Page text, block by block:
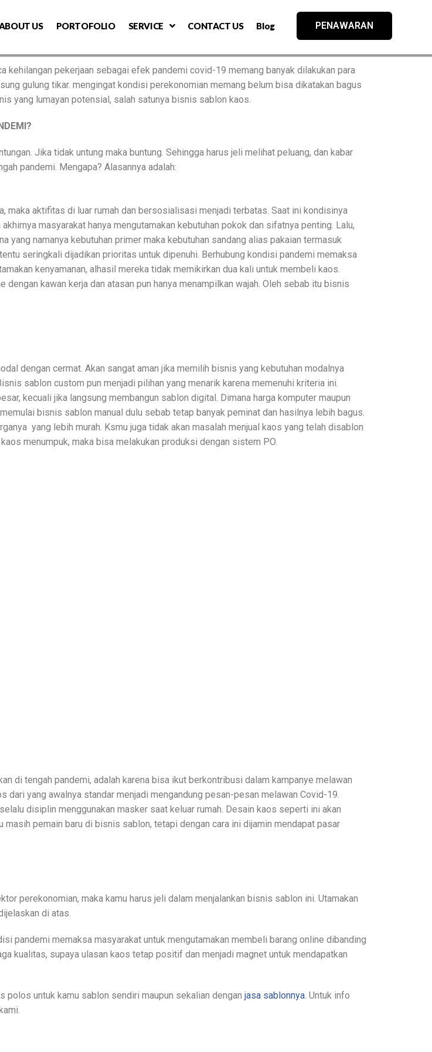
US PORTOFOLIO SERVICE CONTACT US Blog PENAWARAN
kehilangan pekerjaan sebagai efek pandemi covid-19 memang banyak dilakukan para
gulung tikar. mengingat kondisi perekonomian memang belum bisa dikatakan bagus
yang lumayan potensial, salah satunya bisnis sablon kaos.
Jika tidak untung maka buntung. Sehingga harus jeli melihat peluang, dan kabar
pandemi. Mengapa? Alasannya adalah:
maka aktifitas di luar rumah dan bersosialisasi menjadi terbatas. Saat ini kondisinya
masyarakat hanya mengutamakan kebutuhan pokok dan sifatnya penting. Lalu,
yang namanya kebutuhan primer maka kebutuhan sandang alias pakaian termasuk
seringkali dijadikan prioritas untuk dipenuhi. Berhubung kondisi pandemi memaksa
kenyamanan, alhasil mereka tidak memikirkan dua kali untuk membeli kaos.
kawan kerja dan atasan pun hanya menampilkan wajah. Oleh sebab itu bisnis
dengan cermat. Akan sangat aman jika memilih bisnis yang kebutuhan modalnya
sablon custom pun menjadi pilihan yang menarik karena memenuhi kriteria ini.
kecuali jika langsung membangun sablon digital. Dimana harga komputer maupun
bisnis sablon manual dulu sebab tetap banyak peminat dan hasilnya lebih bagus.
yang lebih murah. Ksmu juga tidak akan masalah menjual kaos yang telah disablon
menumpuk, maka bisa melakukan produksi dengan sistem PO.
di tengah pandemi, adalah karena bisa ikut berkontribusi dalam kampanye melawan
yang awalnya standar menjadi mengandung pesan-pesan melawan Covid-19.
disiplin menggunakan masker saat keluar rumah. Desain kaos seperti ini akan
pemain baru di bisnis sablon, tetapi dengan cara ini dijamin mendapat pasar
perekonomian, maka kamu harus jeli dalam menjalankan bisnis sablon ini. Utamakan
di atas.
pandemi memaksa masyarakat untuk mengutamakan membeli barang online dibanding
kualitas, supaya ulasan kaos tetap positif dan menjadi magnet untuk mendapatkan
polos untuk kamu sablon sendiri maupun sekalian dengan jasa sablonnya. Untuk info